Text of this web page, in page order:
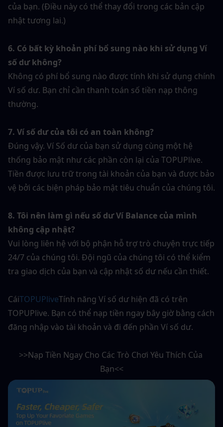
của bạn. (Điều này có thể thay đổi trong các bản cập
nhật tương lai.)
6. Có bất kỳ khoản phí bổ sung nào khi sử dụng Ví
số dư không?
Không có phí bổ sung nào được tính khi sử dụng chính
Ví số dư. Bạn chỉ cần thanh toán số tiền nạp thông
thường.
7. Ví số dư của tôi có an toàn không?
Đúng vậy. Ví Số dư của bạn sử dụng cùng một hệ
thống bảo mật như các phần còn lại của TOPUPlive.
Tiền được lưu trữ trong tài khoản của bạn và được bảo
vệ bởi các biện pháp bảo mật tiêu chuẩn của chúng tôi.
8. Tôi nên làm gì nếu số dư Ví Balance của mình
không cập nhật?
Vui lòng liên hệ với bộ phận hỗ trợ trò chuyện trực tiếp
24/7 của chúng tôi. Đội ngũ của chúng tôi có thể kiểm
tra giao dịch của bạn và cập nhật số dư nếu cần thiết.
CáiTOPUPliveTính năng Ví số dư hiện đã có trên
TOPUPlive. Bạn có thể nạp tiền ngay bây giờ bằng cách
đăng nhập vào tài khoản và đi đến phần Ví số dư.
>>Nạp Tiền Ngay Cho Các Trò Chơi Yêu Thích Của
Bạn<<